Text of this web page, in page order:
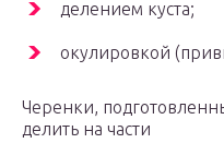
делением куста;
окулировкой
Черенки,
делить на части